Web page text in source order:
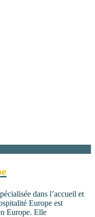
dans l’accueil et
Europe est
Europe. Elle